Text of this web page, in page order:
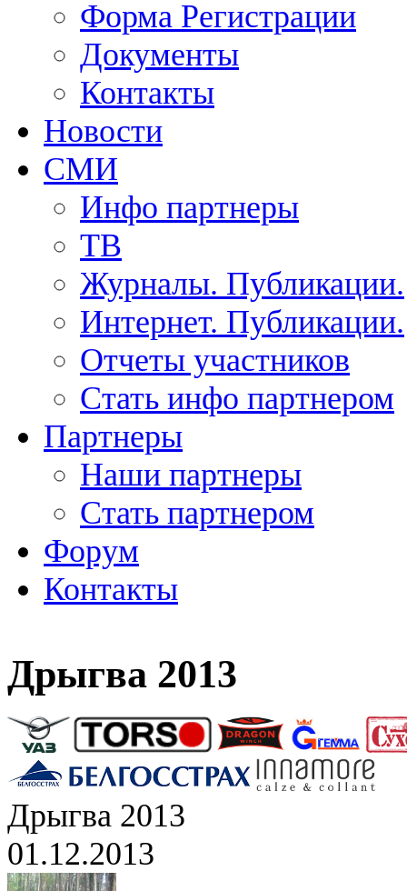
Форма Регистрации
Документы
Контакты
Новости
СМИ
Инфо партнеры
ТВ
Журналы. Публикации.
Интернет. Публикации.
Отчеты участников
Стать инфо партнером
Партнеры
Наши партнеры
Стать партнером
Форум
Контакты
Дрыгва 2013
Дрыгва 2013
01.12.2013